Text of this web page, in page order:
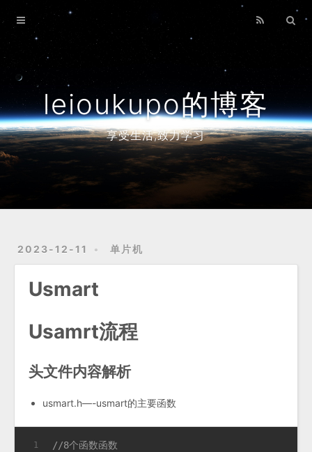
leioukupo的博客
享受生活,致力学习
2023-12-11 单片机
Usmart
Usamrt流程
头文件内容解析
usmart.h—-usmart的主要函数
1
//8个函数函数
Home